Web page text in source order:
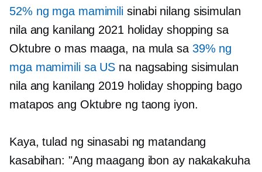
52% ng mga mamimili sinabi nilang sisimulan
nila ang kanilang 2021 holiday shopping sa
Oktubre o mas maaga, na mula sa 39% ng
mga mamimili sa US na nagsabing sisimulan
nila ang kanilang 2019 holiday shopping bago
matapos ang Oktubre ng taong iyon.
Kaya, tulad ng sinasabi ng matandang
kasabihan: "Ang maagang ibon ay nakakakuha